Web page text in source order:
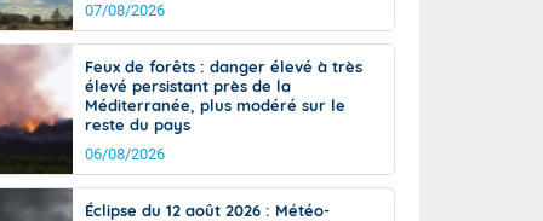
de
Avertissement pluies intenses à l'échelle
des communes (Apic)
Bulletins Marine
Bulletins d'estimation du risque
d'avalanche
Météo des forêts
Vigicrues
07/08/2026
Feux de forêts : danger élevé à très
élevé persistant près de la
Méditerranée, plus modéré sur le
reste du pays
06/08/2026
Éclipse du 12 août 2026 : Météo-